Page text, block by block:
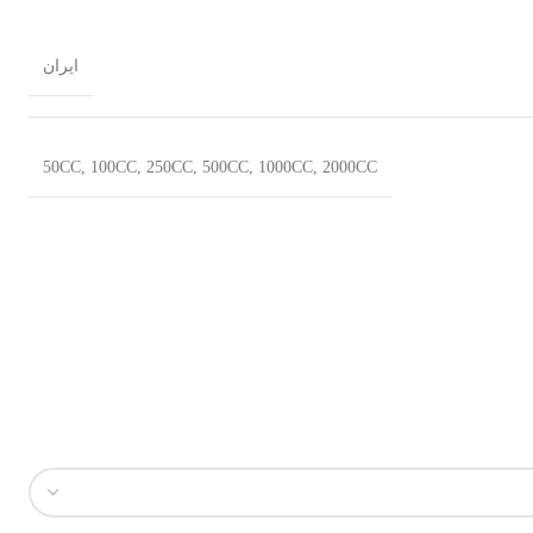
ایران
50CC, 100CC, 250CC, 500CC, 1000CC, 2000CC